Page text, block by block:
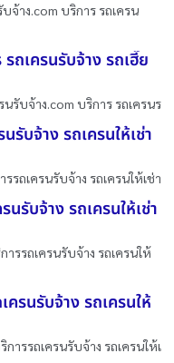
บจ้าง.com บริการ รถเครน
ถเครนรับจ้าง รถเฮี๊ย
รับจ้าง.com บริการ รถเครนร
รับจ้าง รถเครนให้เช่า
รถเครนรับจ้าง รถเครนให้เช่า
รับจ้าง รถเครนให้เช่า
รรถเครนรับจ้าง รถเครนให้
ครนรับจ้าง รถเครนให้
ารรถเครนรับจ้าง รถเครนให้เ